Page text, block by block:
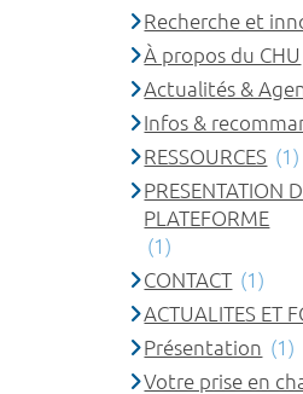
Recherche et
À propos du CHU
Actualités &
Infos &
RESSOURCES (1)
PRESENTATION
PLATEFORME
(1)
CONTACT (1)
ACTUALITES ET
Présentation (1)
Votre prise en